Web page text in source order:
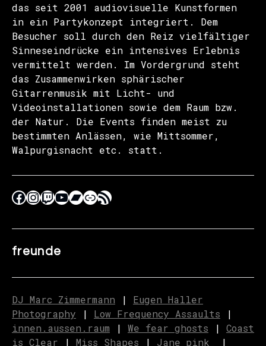
das seit 2001 audiovisuelle Kunstformen
in ein Partykonzept integriert. Dem
Besucher soll durch den Reiz vielfältiger
Sinneseindrücke ein intensives Erlebnis
vermittelt werden. Im Vordergrund steht
das Zusammenwirken sphärischer
Gitarrenmusik mit Licht- und
Videoinstallationen sowie dem Raum bzw.
der Natur. Die Events finden meist zu
bestimmten Anlässen, wie Mittsommer,
Walpurgisnacht etc. statt.
freunde
DJ Marc Zimmermann | Eugen Haller
Photography | Low Frequency Assaults |
innen.aussen.raum | We fear ghosts | Coast
is Clear | Miss Shapes | Jane_pink_ |